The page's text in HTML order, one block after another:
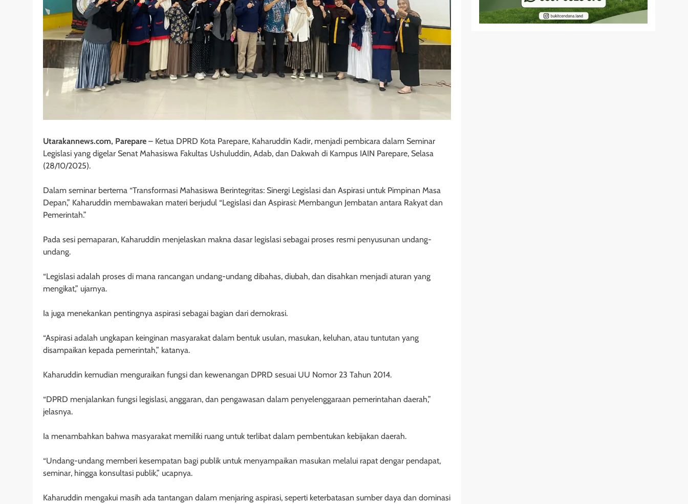
Utarakannews.com, Parepare – Ketua DPRD Kota Parepare, Kaharuddin Kadir, menjadi pembicara dalam Seminar
Legislasi yang digelar Senat Mahasiswa Fakultas Ushuluddin, Adab, dan Dakwah di Kampus IAIN Parepare, Selasa
(28/10/2025).
Dalam seminar bertema “Transformasi Mahasiswa Berintegritas: Sinergi Legislasi dan Aspirasi untuk Pimpinan Masa
Depan,” Kaharuddin membawakan materi berjudul “Legislasi dan Aspirasi: Membangun Jembatan antara Rakyat dan
Pemerintah.”
Pada sesi pemaparan, Kaharuddin menjelaskan makna dasar legislasi sebagai proses resmi penyusunan undang-
undang.
“Legislasi adalah proses di mana rancangan undang-undang dibahas, diubah, dan disahkan menjadi aturan yang
mengikat,” ujarnya.
Ia juga menekankan pentingnya aspirasi sebagai bagian dari demokrasi.
“Aspirasi adalah ungkapan keinginan masyarakat dalam bentuk usulan, masukan, keluhan, atau tuntutan yang
disampaikan kepada pemerintah,” katanya.
Kaharuddin kemudian menguraikan fungsi dan kewenangan DPRD sesuai UU Nomor 23 Tahun 2014.
“DPRD menjalankan fungsi legislasi, anggaran, dan pengawasan dalam penyelenggaraan pemerintahan daerah,”
jelasnya.
Ia menambahkan bahwa masyarakat memiliki ruang untuk terlibat dalam pembentukan kebijakan daerah.
“Undang-undang memberi kesempatan bagi publik untuk menyampaikan masukan melalui rapat dengar pendapat,
seminar, hingga konsultasi publik,” ucapnya.
Kaharuddin mengakui masih ada tantangan dalam menjaring aspirasi, seperti keterbatasan sumber daya dan dominasi